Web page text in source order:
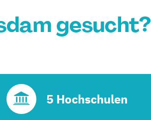
gesucht?
5 Hochschulen